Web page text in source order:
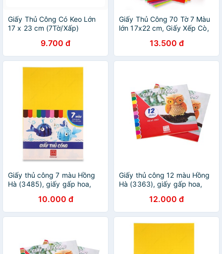
Giấy Thủ Công Có Keo Lớn
17 x 23 cm (7Tờ/Xấp)
9.700 đ
Giấy Thủ Công 70 Tờ 7 Màu
lớn 17x22 cm, Giấy Xếp Cò,
13.500 đ
Giấy thủ công 7 màu Hồng
Hà (3485), giấy gấp hoa,
10.000 đ
Giấy thủ công 12 màu Hồng
Hà (3363), giấy gấp hoa,
12.000 đ